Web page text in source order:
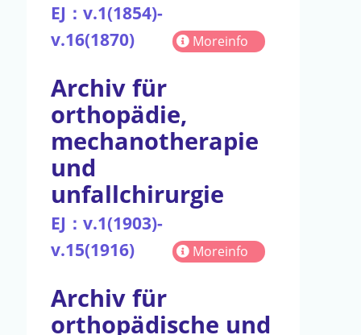
EJ：v.1(1854)-
v.16(1870)
Moreinfo
Archiv für
orthopädie,
mechanotherapie
und
unfallchirurgie
EJ：v.1(1903)-
v.15(1916)
Moreinfo
Archiv für
orthopädische und